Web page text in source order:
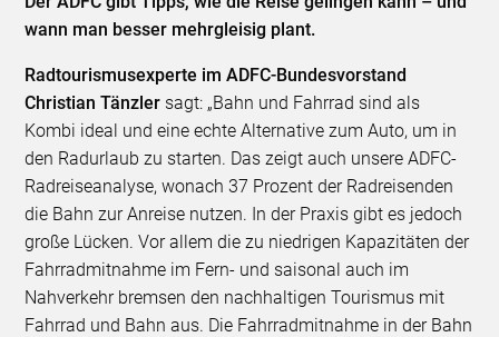
wann man besser mehrgleisig plant.
Radtourismusexperte im ADFC-Bundesvorstand
Christian Tänzler sagt: „Bahn und Fahrrad sind als
Kombi ideal und eine echte Alternative zum Auto, um in
den Radurlaub zu starten. Das zeigt auch unsere ADFC-
Radreiseanalyse, wonach 37 Prozent der Radreisenden
die Bahn zur Anreise nutzen. In der Praxis gibt es jedoch
große Lücken. Vor allem die zu niedrigen Kapazitäten der
Fahrradmitnahme im Fern- und saisonal auch im
Nahverkehr bremsen den nachhaltigen Tourismus mit
Fahrrad und Bahn aus. Die Fahrradmitnahme in der Bahn